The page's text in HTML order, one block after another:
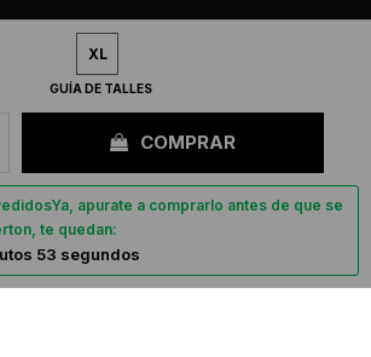
XL
GUÍA DE TALLES
COMPRAR
apurate a comprarlo antes de que se
te quedan:
53 segundos